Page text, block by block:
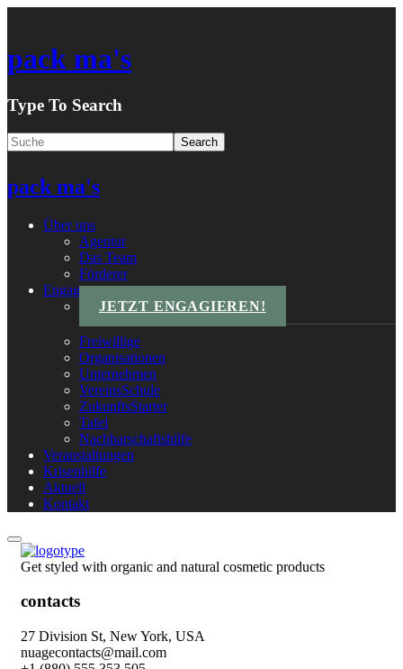
pack ma's
Type To Search
pack ma's
Über uns
Agentur
Das Team
Förderer
Engagements
JETZT ENGAGIEREN!
Freiwillige
Organisationen
Unternehmen
VereinsSchule
ZukunftsStarter
Tafel
Nachbarschaftshilfe
Veranstaltungen
Krisenhilfe
Aktuell
Kontakt
Get styled with organic and natural cosmetic products
contacts
27 Division St, New York, USA
nuagecontacts@mail.com